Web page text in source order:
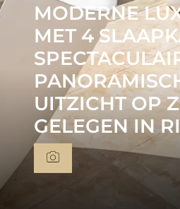
MODERNE
MET 4
UITZICHT OP
GELEGEN IN